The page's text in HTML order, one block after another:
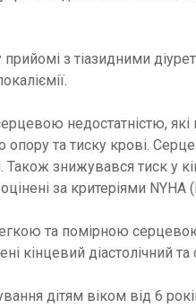
з тіазидними
недостатністю,
опору та тиску крові.
знижувався тиск у
оцінені за критеріями
та помірною
кінцевий діастолічний
дітям віком від 6